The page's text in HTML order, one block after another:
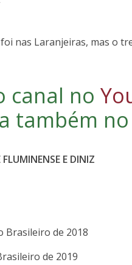
nas Laranjeiras, mas o
canal no
também no
E DINIZ
Brasileiro de 2018
de 2019